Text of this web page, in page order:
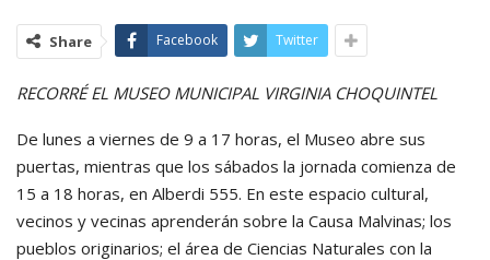
Share Facebook Twitter
RECORRÉ EL MUSEO MUNICIPAL VIRGINIA CHOQUINTEL
De lunes a viernes de 9 a 17 horas, el Museo abre sus
puertas, mientras que los sábados la jornada comienza de
15 a 18 horas, en Alberdi 555. En este espacio cultural,
vecinos y vecinas aprenderán sobre la Causa Malvinas; los
pueblos originarios; el área de Ciencias Naturales con la